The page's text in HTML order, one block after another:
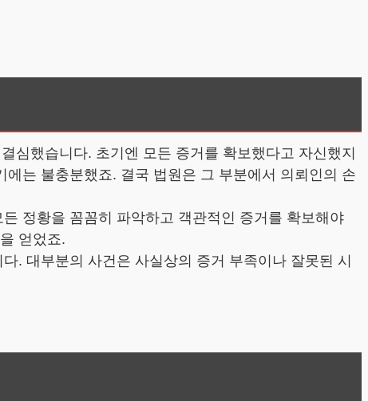
심했습니다. 초기엔 모든 증거를 확보했다고 자신했지
는 불충분했죠. 결국 법원은 그 부분에서 의뢰인의 손
정황을 꼼꼼히 파악하고 객관적인 증거를 확보해야
얻었죠.
. 대부분의 사건은 사실상의 증거 부족이나 잘못된 시